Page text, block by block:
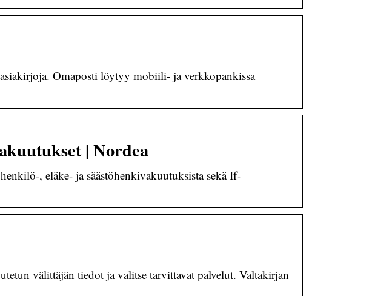
Omaposti löytyy mobiili- ja verkkopankissa
| Nordea
, eläke- ja säästöhenkivakuutuksista sekä If-
välittäjän tiedot ja valitse tarvittavat palvelut. Valtakirjan